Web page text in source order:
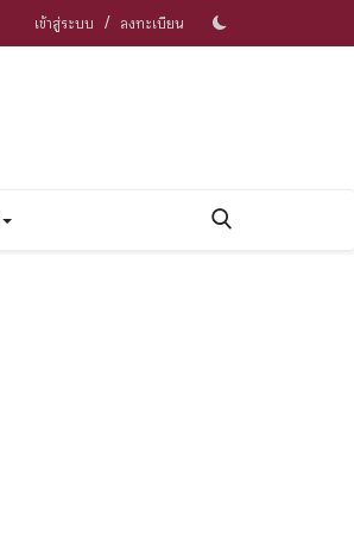
เข้าสู่ระบบ / ลงทะเบียน